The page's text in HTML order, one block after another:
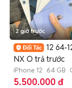
2 giờ trước
12 64-
NX O trả trước
iPhone 12 64 GB
bảo hành
5.500.000 đ